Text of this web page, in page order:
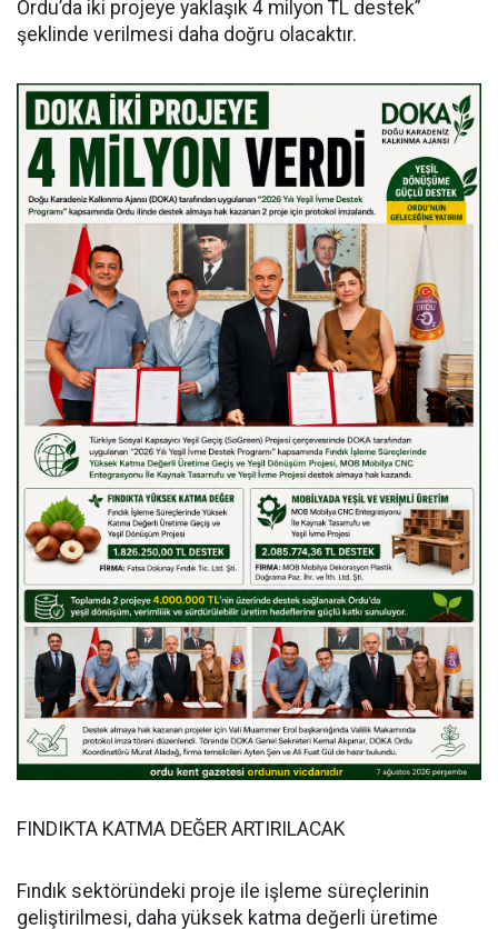
Ordu’da iki projeye yaklaşık 4 milyon TL destek”
şeklinde verilmesi daha doğru olacaktır.
FINDIKTA KATMA DEĞER ARTIRILACAK
Fındık sektöründeki proje ile işleme süreçlerinin
geliştirilmesi, daha yüksek katma değerli üretime